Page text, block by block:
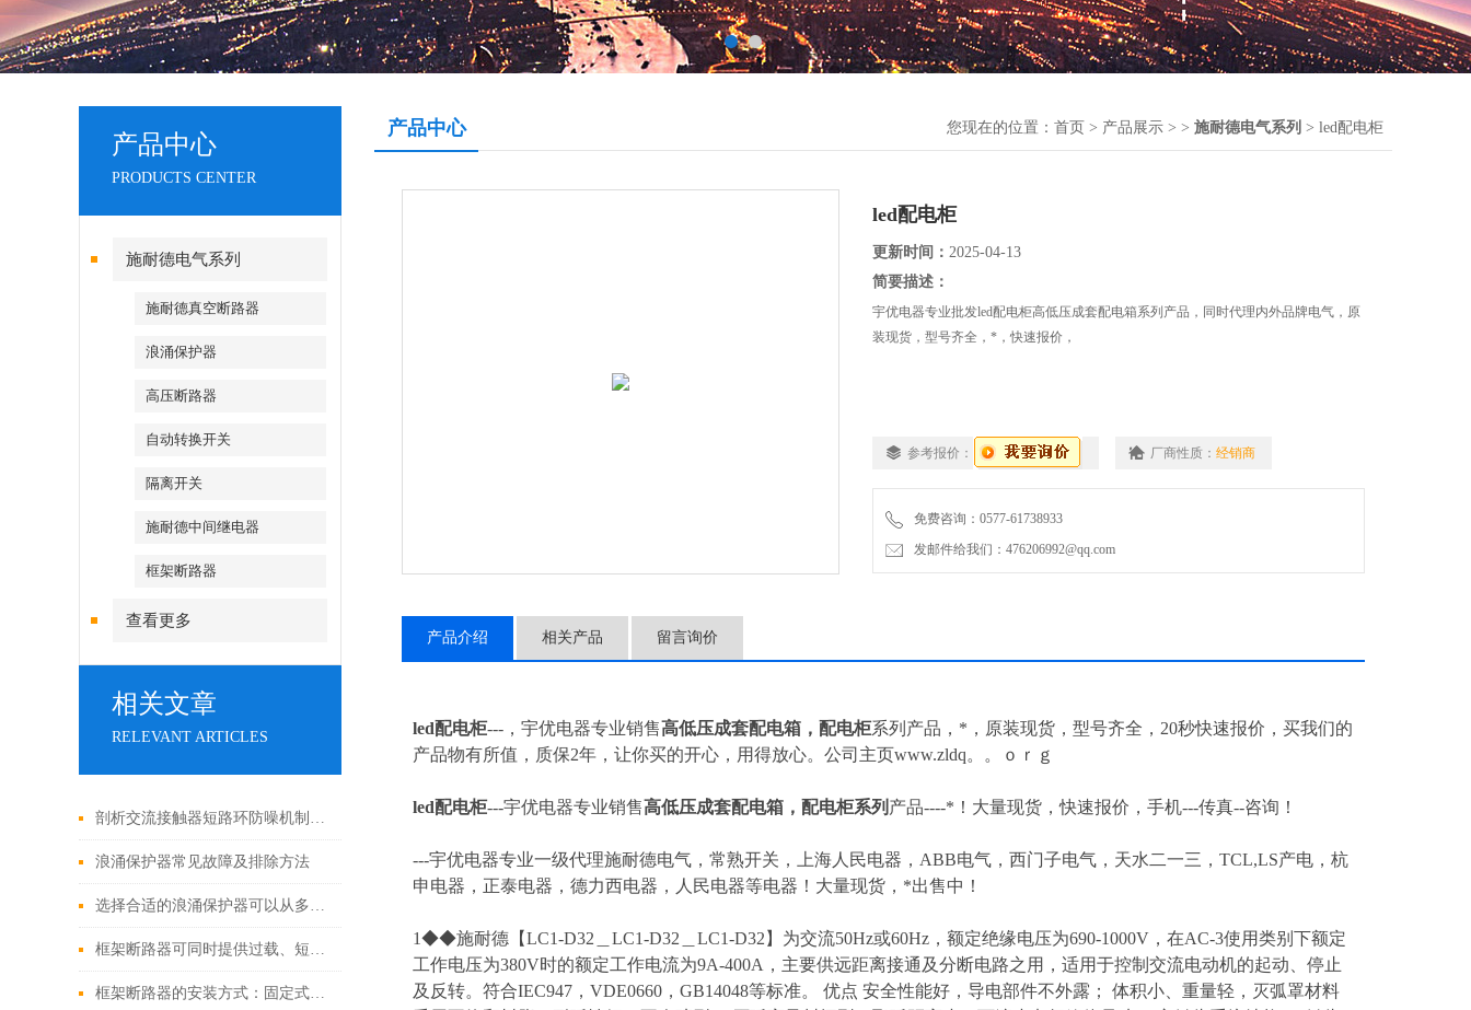
产品中心
PRODUCTS CENTER
施耐德电气系列
施耐德真空断路器
浪涌保护器
高压断路器
自动转换开关
隔离开关
施耐德中间继电器
框架断路器
查看更多
相关文章
RELEVANT ARTICLES
剖析交流接触器短路环防噪机制与电气安全操作红线
浪涌保护器常见故障及排除方法
选择合适的浪涌保护器可以从多个角度探讨
框架断路器可同时提供过载、短路、漏电保护功能
框架断路器的安装方式：固定式，插入式，抽出式
产品中心 您现在的位置： 首页 > 产品展示 > > 施耐德电气系列 > led配电柜
led配电柜
更新时间： 2025-04-13
简要描述：
宇优电器专业批发led配电柜高低压成套配电箱系列产品，同时代理内外品牌电气，原
装现货，型号齐全，*，快速报价，
参考报价： 厂商性质： 经销商
免费咨询：0577-61738933
发邮件给我们：476206992@qq.com
产品介绍 相关产品 留言询价
led配电柜---，宇优电器专业销售高低压成套配电箱，配电柜系列产品，*，原装现货，型号齐全，20秒快速报价，买我们的
产品物有所值，质保2年，让你买的开心，用得放心。公司主页www.zldq。。ｏｒｇ
led配电柜---宇优电器专业销售高低压成套配电箱，配电柜系列 产品----*！大量现货，快速报价，手机---传真--咨询！
---宇优电器专业一级代理施耐德电气，常熟开关，上海人民电器，ABB电气，西门子电气，天水二一三，TCL,LS产电，杭
申电器，正泰电器，德力西电器，人民电器等电器！大量现货，*出售中！
1◆◆施耐德【LC1-D32＿LC1-D32＿LC1-D32】为交流50Hz或60Hz，额定绝缘电压为690-1000V，在AC-3使用类别下额定
工作电压为380V时的额定工作电流为9A-400A，主要供远距离接通及分断电路之用，适用于控制交流电动机的起动、停止
及反转。符合IEC947，VDE0660，GB14048等标准。 优点 安全性能好，导电部件不外露； 体积小、重量轻，灭弧罩材料